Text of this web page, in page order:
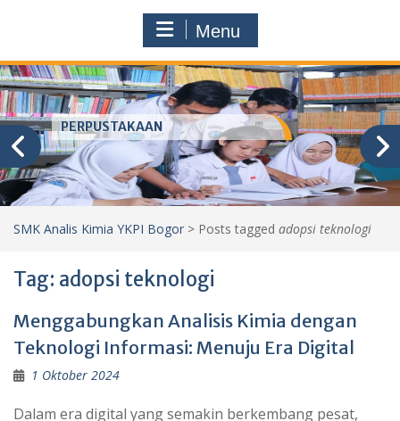
Menu
PERPUSTAKAAN
SMK Analis Kimia YKPI Bogor > Posts tagged adopsi teknologi
Tag: adopsi teknologi
Menggabungkan Analisis Kimia dengan
Teknologi Informasi: Menuju Era Digital
1 Oktober 2024
Dalam era digital yang semakin berkembang pesat,